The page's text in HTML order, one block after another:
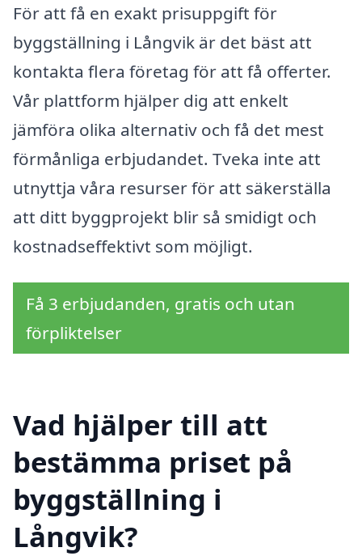
För att få en exakt prisuppgift för
byggställning i Långvik är det bäst att
kontakta flera företag för att få offerter.
Vår plattform hjälper dig att enkelt
jämföra olika alternativ och få det mest
förmånliga erbjudandet. Tveka inte att
utnyttja våra resurser för att säkerställa
att ditt byggprojekt blir så smidigt och
kostnadseffektivt som möjligt.
Få 3 erbjudanden, gratis och utan
förpliktelser
Vad hjälper till att
bestämma priset på
byggställning i
Långvik?